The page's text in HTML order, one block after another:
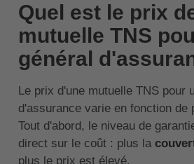
Quel est le prix
mutuelle TNS
général
Le prix d'une mutuelle TNS pour
d'assurance varie en fonction de
Tout d'abord, le niveau de
direct sur le coût : plus la
plus le prix est élevé.